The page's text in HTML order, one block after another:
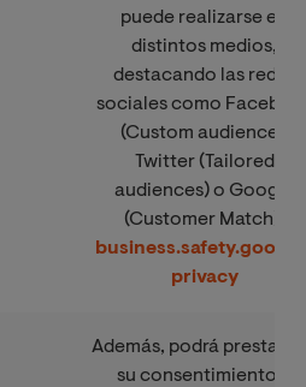
puede realizarse en
distintos medios,
destacando las redes
sociales como
(Custom audience),
Twitter (Tailored
audiences) o Google
(Customer Match).
privacy
Además, podrá
su consentimiento a